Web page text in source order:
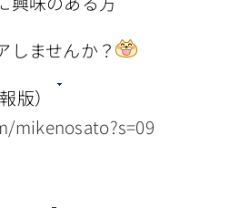
しませんか？
版）